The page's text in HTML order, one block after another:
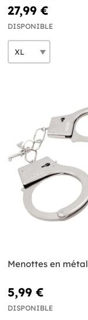
27,99 €
DISPONIBLE
Menottes en métal
5,99 €
DISPONIBLE